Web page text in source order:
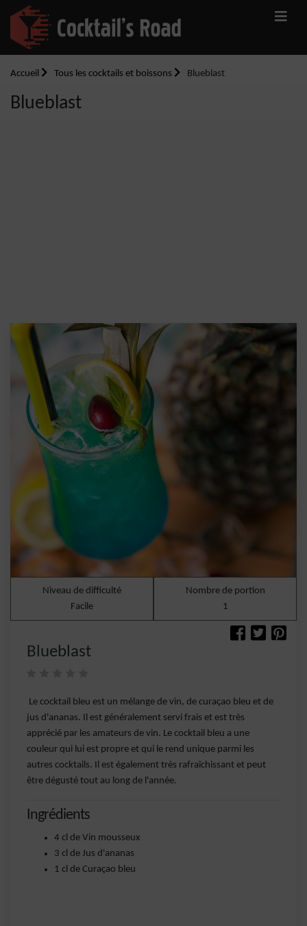
Accueil Tous les cocktails et boissons Blueblast
Blueblast
Niveau de difficulté
Facile
Nombre de portion
1
Blueblast
Le cocktail bleu est un mélange de vin, de curaçao bleu et de
jus d'ananas. Il est généralement servi frais et est très
apprécié par les amateurs de vin. Le cocktail bleu a une
couleur qui lui est propre et qui le rend unique parmi les
autres cocktails. Il est également très rafraîchissant et peut
être dégusté tout au long de l'année.
Ingrédients
4 cl de Vin mousseux
3 cl de Jus d'ananas
1 cl de Curaçao bleu